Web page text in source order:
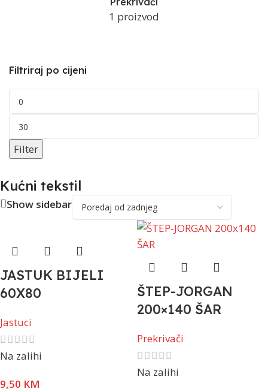
1 proizvod
Filtriraj po cijeni
Filter
Kućni tekstil
Show sidebar
JASTUK BIJELI
60X80
Jastuci
Na zalihi
9,50 KM
ŠTEP-JORGAN
200×140 ŠAR
Prekrivači
Na zalihi